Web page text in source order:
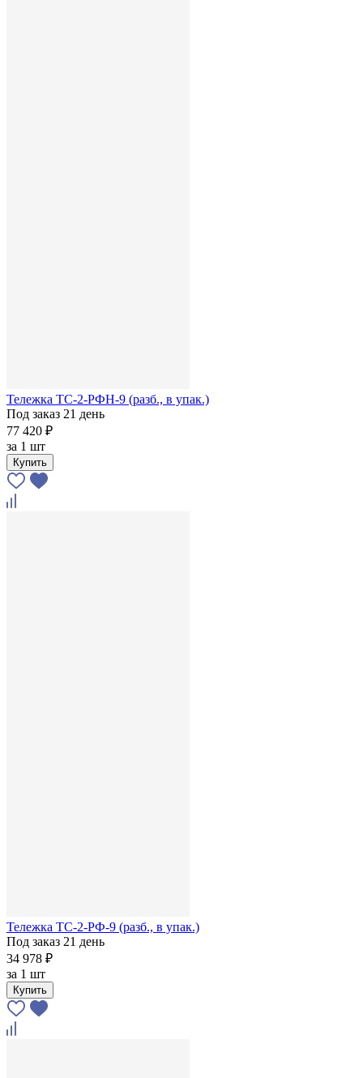
Тележка ТС-2-РФН-9 (разб., в упак.)
Под заказ 21 день
77 420 ₽
за 1 шт
Купить
Тележка ТС-2-РФ-9 (разб., в упак.)
Под заказ 21 день
34 978 ₽
за 1 шт
Купить